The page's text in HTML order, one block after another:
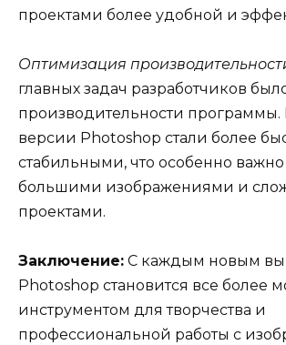
проектами более удобной и
Оптимизация
главных задач разработчиков
производительности
версии Photoshop стали более
стабильными, что особенно
большими изображениями и
проектами.
Заключение: С каждым новым
Photoshop становится все более
инструментом для творчества и
профессиональной работы с